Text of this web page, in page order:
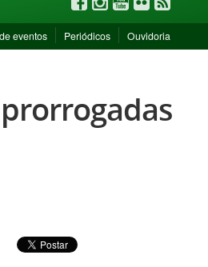
eventos Periódicos Ouvidoria